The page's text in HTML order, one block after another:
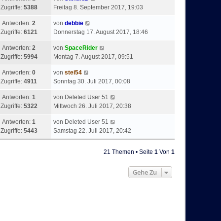
Zugriffe: 5388
Freitag 8. September 2017, 19:03
Antworten: 2
Zugriffe: 6121
von debbie
Donnerstag 17. August 2017, 18:46
Antworten: 2
Zugriffe: 5994
von SpaceRider
Montag 7. August 2017, 09:51
Antworten: 0
Zugriffe: 4911
von stei54
Sonntag 30. Juli 2017, 00:08
Antworten: 1
Zugriffe: 5322
von Deleted User 51
Mittwoch 26. Juli 2017, 20:38
Antworten: 1
Zugriffe: 5443
von Deleted User 51
Samstag 22. Juli 2017, 20:42
21 Themen • Seite 1 Von 1
Gehe Zu